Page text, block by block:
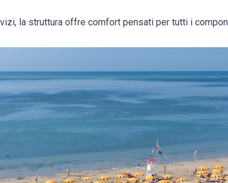
la struttura offre comfort pensati per tutti i